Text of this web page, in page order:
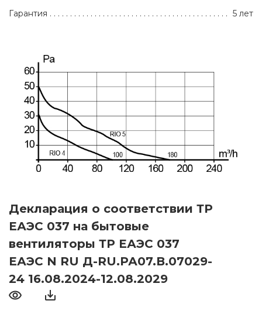
Гарантия
5 лет
Декларация о соответствии ТР
ЕАЭС 037 на бытовые
вентиляторы ТР ЕАЭС 037
ЕАЭС N RU Д-RU.РА07.В.07029-
24 16.08.2024-12.08.2029